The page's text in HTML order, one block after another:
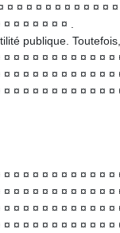
¤ ¤ ¤ ¤ ¤ ¤ ¤ ¤ ¤ ¤
¤ ¤ ¤ ¤ ¤ ¤ .
publique.
¤ ¤ ¤ ¤ ¤ ¤ ¤ ¤ ¤ ¤ ¤
¤ ¤ ¤ ¤ ¤ ¤ ¤ ¤ ¤ ¤ ¤
¤ ¤ ¤ ¤ ¤ ¤ ¤ ¤ ¤ ¤ ¤
¤ ¤ ¤ ¤ ¤ ¤ ¤ ¤ ¤ ¤ ¤
¤ ¤ ¤ ¤ ¤ ¤ ¤ ¤ ¤ ¤ ¤
¤ ¤ ¤ ¤ ¤ ¤ ¤ ¤ ¤ ¤ ¤
¤ ¤ ¤ ¤ ¤ ¤ ¤ ¤ ¤ ¤ ¤